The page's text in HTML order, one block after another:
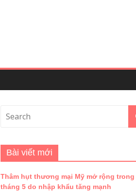
Bài viết mới
Thâm hụt thương mại Mỹ mở rộng trong
tháng 5 do nhập khẩu tăng mạnh